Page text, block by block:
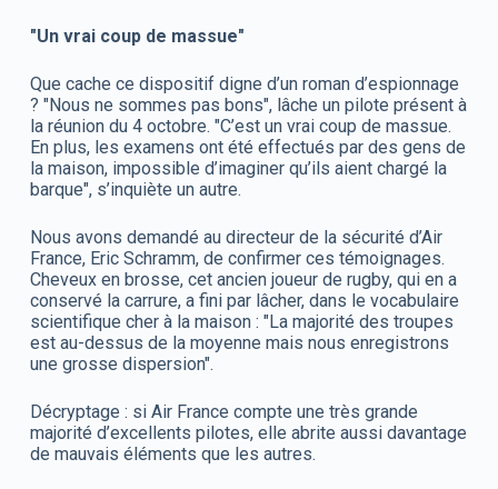
"Un vrai coup de massue"
Que cache ce dispositif digne d’un roman d’espionnage
? "Nous ne sommes pas bons", lâche un pilote présent à
la réunion du 4 octobre. "C’est un vrai coup de massue.
En plus, les examens ont été effectués par des gens de
la maison, impossible d’imaginer qu’ils aient chargé la
barque", s’inquiète un autre.
Nous avons demandé au directeur de la sécurité d’Air
France, Eric Schramm, de confirmer ces témoignages.
Cheveux en brosse, cet ancien joueur de rugby, qui en a
conservé la carrure, a fini par lâcher, dans le vocabulaire
scientifique cher à la maison : "La majorité des troupes
est au-dessus de la moyenne mais nous enregistrons
une grosse dispersion".
Décryptage : si Air France compte une très grande
majorité d’excellents pilotes, elle abrite aussi davantage
de mauvais éléments que les autres.